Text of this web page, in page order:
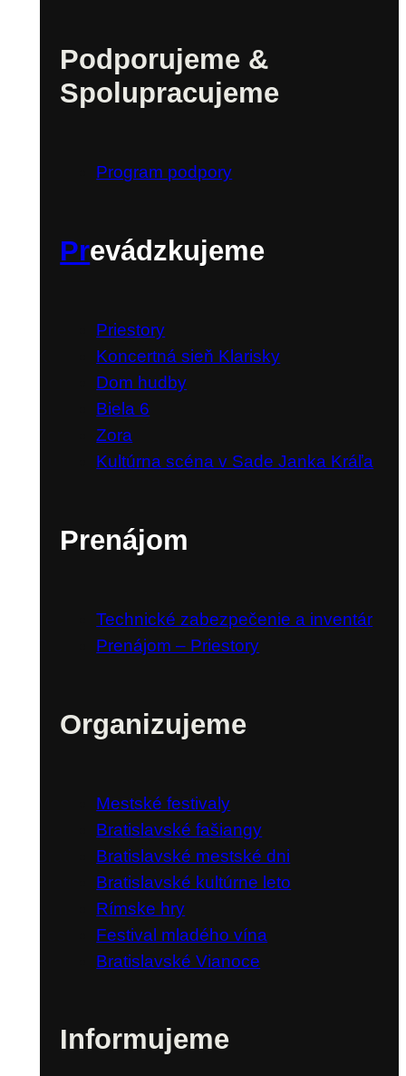
Podporujeme &
Spolupracujeme
Program podpory
Prevádzkujeme
Priestory
Koncertná sieň Klarisky
Dom hudby
Biela 6
Zora
Kultúrna scéna v Sade Janka Kráľa
Prenájom
Technické zabezpečenie a inventár
Prenájom – Priestory
Organizujeme
Mestské festivaly
Bratislavské fašiangy
Bratislavské mestské dni
Bratislavské kultúrne leto
Rímske hry
Festival mladého vína
Bratislavské Vianoce
Informujeme